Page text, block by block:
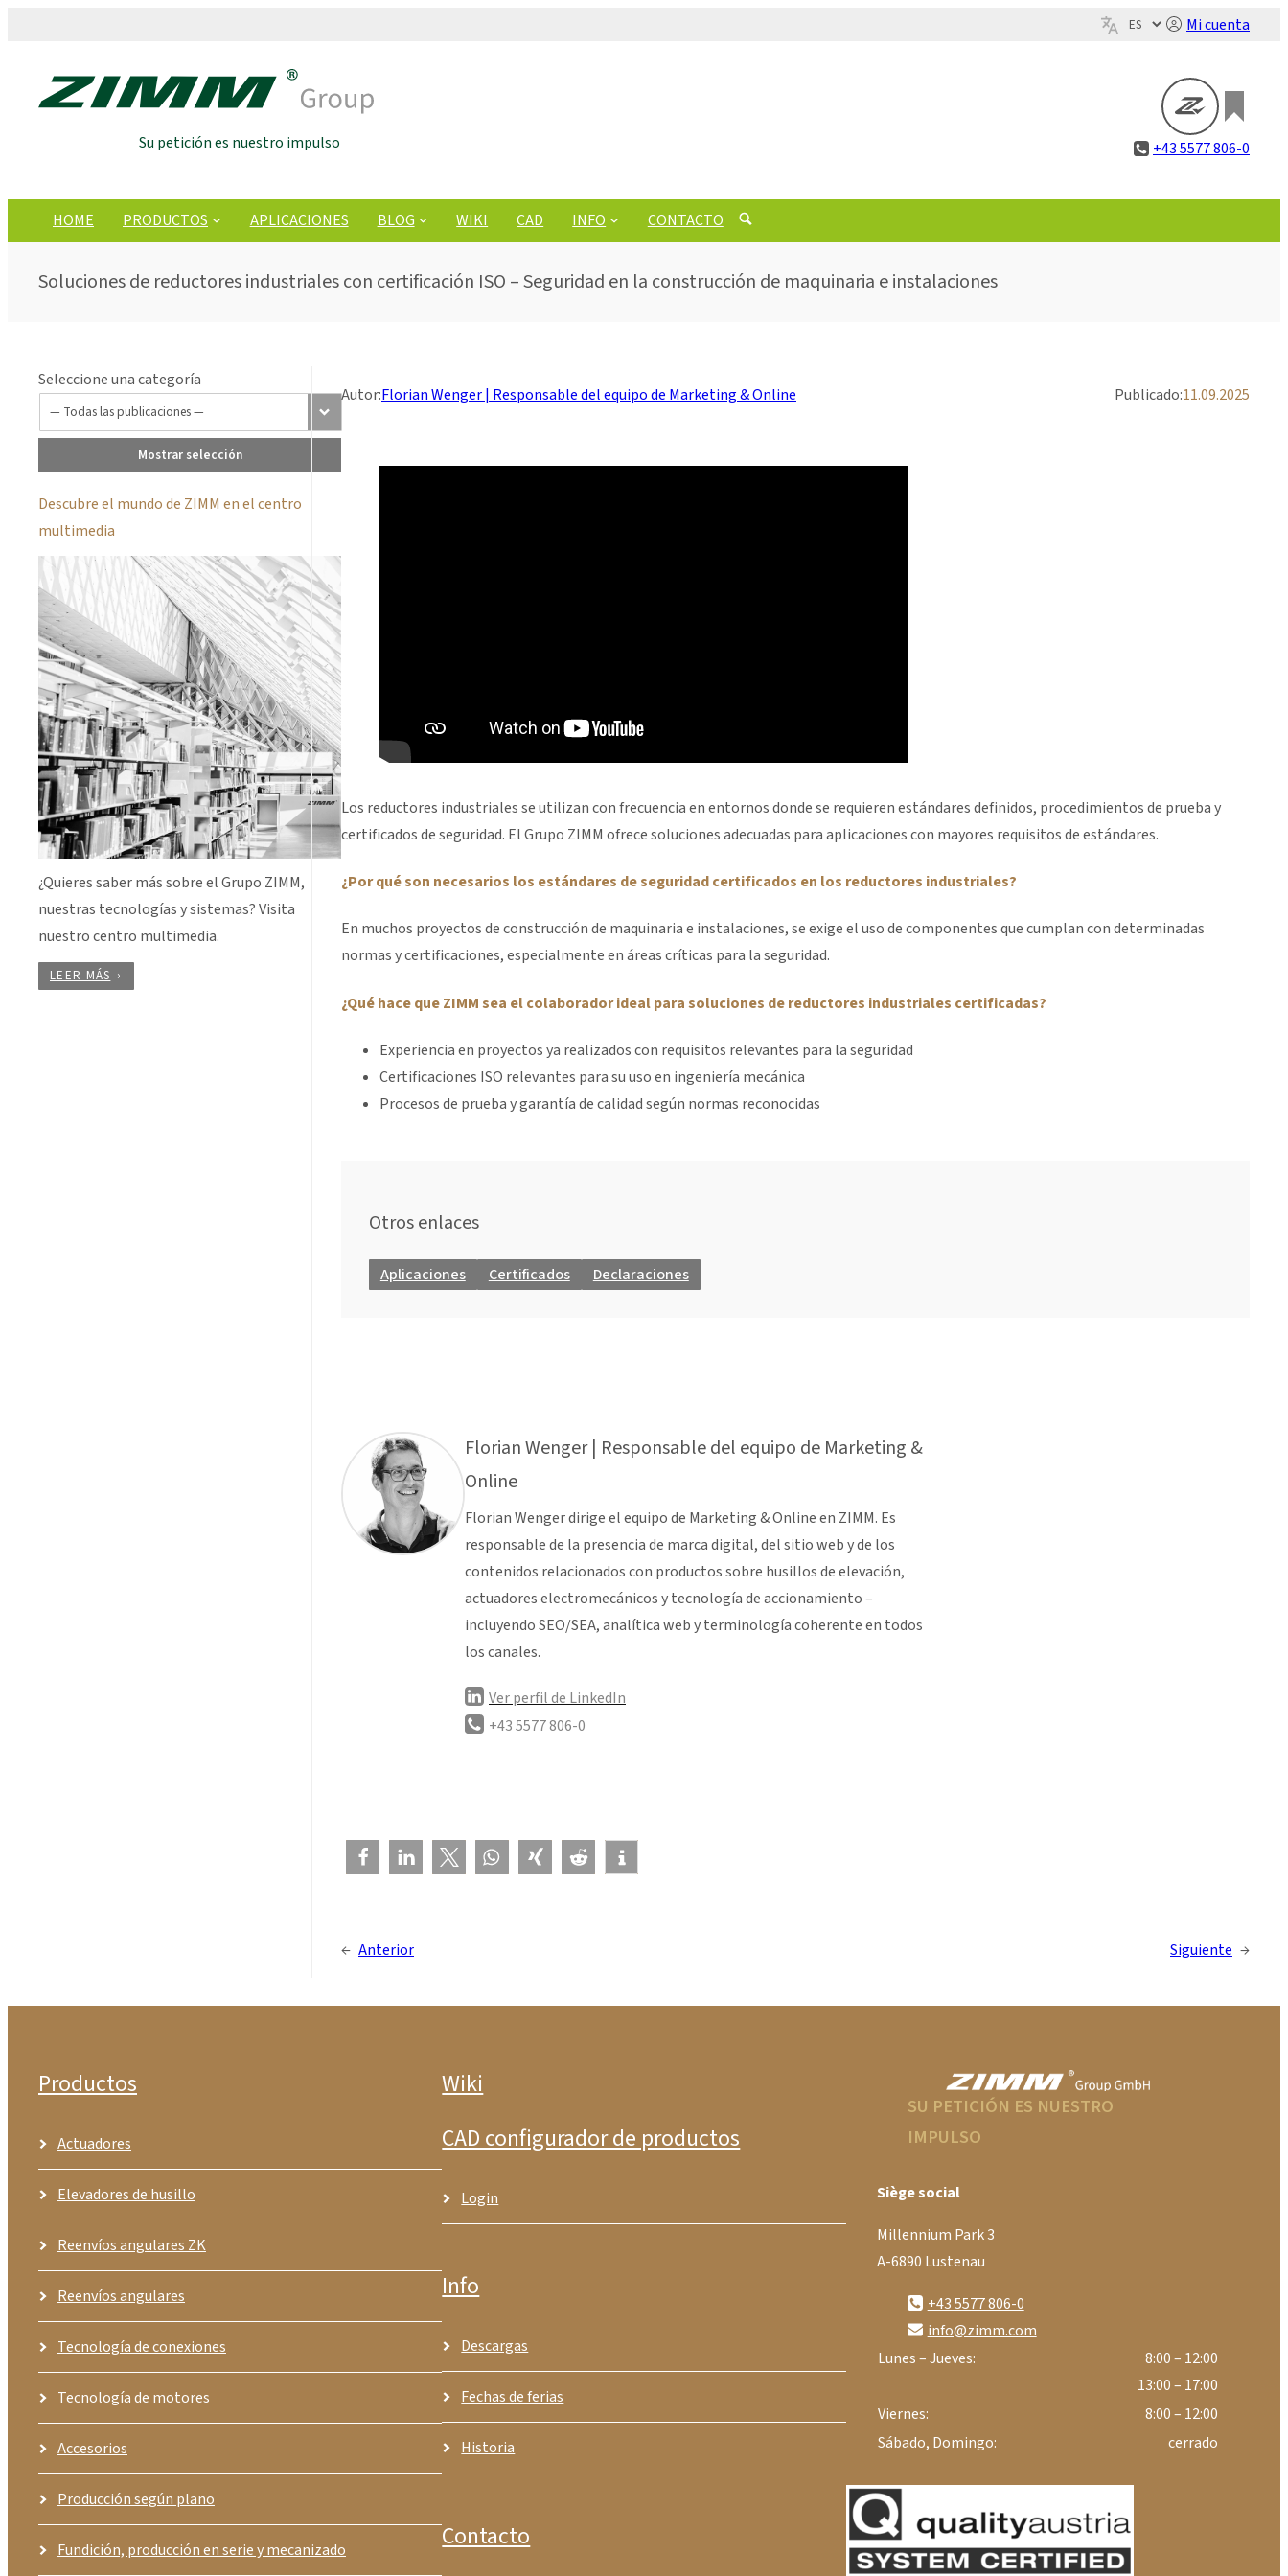
Mi cuenta
Su petición es nuestro impulso +43 5577 806-0
HOME PRODUCTOS APLICACIONES BLOG WIKI CAD INFO CONTACTO
Soluciones de reductores industriales con certificación ISO – Seguridad en la construcción de maquinaria e instalaciones
Seleccione una categoría
Mostrar selección
Descubre el mundo de ZIMM en el centro
multimedia
¿Quieres saber más sobre el Grupo ZIMM,
nuestras tecnologías y sistemas? Visita
nuestro centro multimedia.
LEER MÁS
Autor:Florian Wenger | Responsable del equipo de Marketing & Online Publicado:11.09.2025
Los reductores industriales se utilizan con frecuencia en entornos donde se requieren estándares definidos, procedimientos de prueba y
certificados de seguridad. El Grupo ZIMM ofrece soluciones adecuadas para aplicaciones con mayores requisitos de estándares.
¿Por qué son necesarios los estándares de seguridad certificados en los reductores industriales?
En muchos proyectos de construcción de maquinaria e instalaciones, se exige el uso de componentes que cumplan con determinadas
normas y certificaciones, especialmente en áreas críticas para la seguridad.
¿Qué hace que ZIMM sea el colaborador ideal para soluciones de reductores industriales certificadas?
Experiencia en proyectos ya realizados con requisitos relevantes para la seguridad
Certificaciones ISO relevantes para su uso en ingeniería mecánica
Procesos de prueba y garantía de calidad según normas reconocidas
Otros enlaces
Aplicaciones Certificados Declaraciones
Florian Wenger | Responsable del equipo de Marketing &
Online
Florian Wenger dirige el equipo de Marketing & Online en ZIMM. Es
responsable de la presencia de marca digital, del sitio web y de los
contenidos relacionados con productos sobre husillos de elevación,
actuadores electromecánicos y tecnología de accionamiento –
incluyendo SEO/SEA, analítica web y terminología coherente en todos
los canales.
Ver perfil de LinkedIn
+43 5577 806-0
← Anterior Siguiente →
Productos
Actuadores
Elevadores de husillo
Reenvíos angulares ZK
Reenvíos angulares
Tecnología de conexiones
Tecnología de motores
Accesorios
Producción según plano
Fundición, producción en serie y mecanizado
Wiki
CAD configurador de productos
Login
Info
Descargas
Fechas de ferias
Historia
Contacto
SU PETICIÓN ES NUESTRO
IMPULSO
Siège social
Millennium Park 3
A-6890 Lustenau
+43 5577 806-0
info@zimm.com
Lunes – Jueves:
8:00 – 12:00
13:00 – 17:00
Viernes:
8:00 – 12:00
Sábado, Domingo:
cerrado